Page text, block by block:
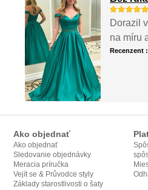
Dorazil
na míru
Recenzent
Ako objednať
Ako objednať
Sledovanie objednávky
Meracia príručka
Vejít se & Průvodce styly
Základy starostlivosti o šaty